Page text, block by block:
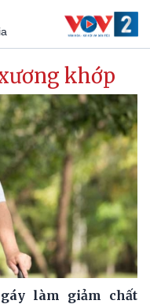
khớp
làm giảm chất